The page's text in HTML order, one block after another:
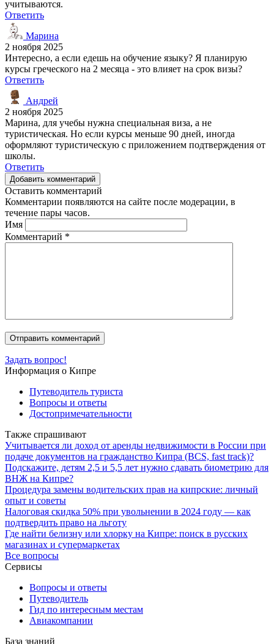
учитываются.
Ответить
Марина
2 ноября 2025
Интересно, а если едешь на обучение языку? Я планирую
курсы греческого на 2 месяца - это влияет на срок визы?
Ответить
Андрей
2 ноября 2025
Марина, для учебы нужна специальная виза, а не
туристическая. Но если курсы меньше 90 дней, иногда
оформляют туристическую с приложением подтверждения от
школы.
Ответить
Добавить комментарий
Оставить комментарий
Комментарии появляются на сайте после модерации, в
течение пары часов.
Имя
Комментарий *
Задать вопрос!
Информация о Кипре
Путеводитель туриста
Вопросы и ответы
Достопримечательности
Также спрашивают
Учитывается ли доход от аренды недвижимости в России при
подаче документов на гражданство Кипра (BCS, fast track)?
Подскажите, детям 2,5 и 5,5 лет нужно сдавать биометрию для
ВНЖ на Кипре?
Процедура замены водительских прав на кипрские: личный
опыт и советы
Налоговая скидка 50% при увольнении в 2024 году — как
подтвердить право на льготу
Где найти белизну или хлорку на Кипре: поиск в русских
магазинах и супермаркетах
Все вопросы
Сервисы
Вопросы и ответы
Путеводитель
Гид по интересным местам
Авиакомпании
База знаний